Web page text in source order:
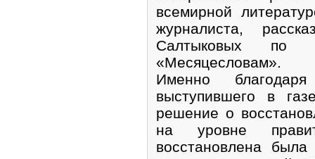
всемирной
журналиста,
Салтыковых по
«Месяцесловам».
Именно
выступившего в
решение о
на уровне
восстановлена